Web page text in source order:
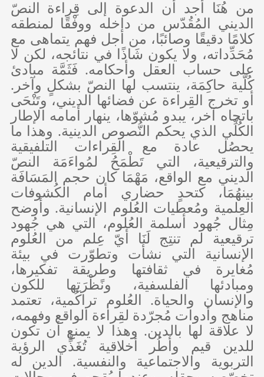
من هُنَا أجد أن الدعوة إلى قِراءة النصّ
الديني المُقُدّس من داخله ووفْقًا لمنطقه
كلامًا دقيقًا وصائبًا، من أجل فهم يتماهى مع
مُحَدِّداته، ولا يكون شَاذًا في نتائجه، لكن لا
على حساب العقل وأحكامه. فَثَمَّة مبادئ
كُلّية حاكِمَة، ينتسب لها النصّ بشكلٍ وآخر.
أو تخرج القِراءة عن فضائها الديني، وتَنْحَى
باتجاه آخر، يبدو مُشوّها، ينهار أمامه الإطار
الكُلِّي الذي يحكم النُّصوص الدينية. وهذا ما
يحصُل عادة مع القِراءات التلفيقية
والترقيعية، التي تَطْمَحُ لمُواءَمَة النصّ
الديني مع الواقع، مَهْمَا كان حجم المَسَافَة
بينهُمَا، كتحدٍ حضاري أمام الكُشوفات
العِلمية ومُعطيات العُلوم الإنسانية. وأوضح
مِثال جُهود أسلمة العُلوم، التي هي جُهود
ترقيعية لم تنتِج لَنَا أيّ عِلم من العُلوم
الإنسانية التي نشأت وتطوّرت في بيئة
مُغايرة في ثقافتها وطريقة تفكيرها،
ومبادئها الفلسفية، ونًظْرَتِها للكون
والإنسان والحياة. العُلوم تراكُمية، تعتمد
مناهج وأدوات مُجرّدة لقِراءة الواقع وفهمه،
لا علاقة لها بالدين. وهذا لا يمنع أن تكون
للدين قيم وأطُر أخلاقية تُغَذٍّي الرؤية
التربوية والاجتماعية والنفسية. الدين له